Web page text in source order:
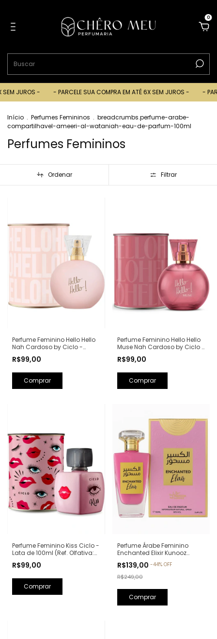
0
- - PARCELE SUA COMPRA EM ATÉ 6X SEM JUROS - - PARCELE
Início . Perfumes Femininos . breadcrumbs.perfume-arabe-
compartilhavel-ameeri-al-wataniah-eau-de-parfum-100ml
Perfumes Femininos
Ordenar Filtrar
Perfume Feminino Hello Hello
Nah Cardoso by Ciclo -
R$99,00
Perfume Feminino Hello Hello
Muse Nah Cardoso by Ciclo -
R$99,00
Perfume Feminino Kiss Ciclo -
Lata de 100ml (Ref. Olfativa:
R$99,00
Perfume Árabe Feminino
Enchanted Elixir Kunooz
100ml (Ref. Olfativa: Chance
Eau de Parfum Chanel)
R$139,00 -44% OFF
R$249,00